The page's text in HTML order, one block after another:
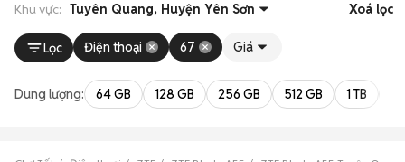
Khu vực: Tuyên Quang, Huyện Yên Sơn Xoá lọc
Lọc Điện thoại 67 Giá
Dung lượng: 64 GB 128 GB 256 GB 512 GB 1 TB